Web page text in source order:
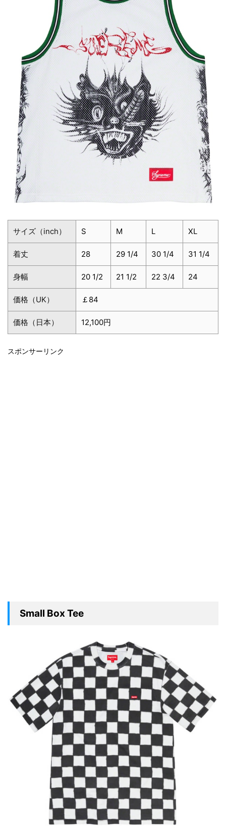
サイズ（inch） S M L XL
着丈 28 29 1/4 30 1/4 31 1/4
身幅 20 1/2 21 1/2 22 3/4 24
価格（UK） ￡84
価格（日本） 12,100円
スポンサーリンク
Small Box Tee